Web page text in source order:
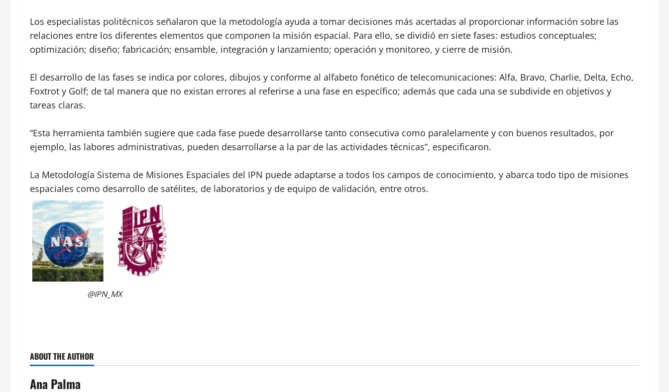
Los especialistas politécnicos señalaron que la metodología ayuda a tomar decisiones más acertadas al proporcionar información sobre las
relaciones entre los diferentes elementos que componen la misión espacial. Para ello, se dividió en siete fases: estudios conceptuales;
optimización; diseño; fabricación; ensamble, integración y lanzamiento; operación y monitoreo, y cierre de misión.
El desarrollo de las fases se indica por colores, dibujos y conforme al alfabeto fonético de telecomunicaciones: Alfa, Bravo, Charlie, Delta, Echo,
Foxtrot y Golf; de tal manera que no existan errores al referirse a una fase en específico; además que cada una se subdivide en objetivos y
tareas claras.
“Esta herramienta también sugiere que cada fase puede desarrollarse tanto consecutiva como paralelamente y con buenos resultados, por
ejemplo, las labores administrativas, pueden desarrollarse a la par de las actividades técnicas”, especificaron.
La Metodología Sistema de Misiones Espaciales del IPN puede adaptarse a todos los campos de conocimiento, y abarca todo tipo de misiones
espaciales como desarrollo de satélites, de laboratorios y de equipo de validación, entre otros.
@IPN_MX
ABOUT THE AUTHOR
Ana Palma